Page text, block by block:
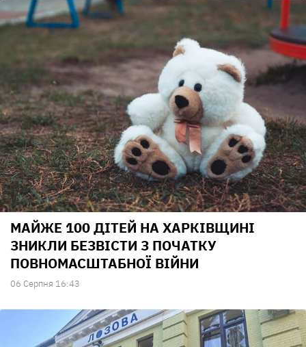
МАЙЖЕ 100 ДІТЕЙ НА ХАРКІВЩИНІ
ЗНИКЛИ БЕЗВІСТИ З ПОЧАТКУ
ПОВНОМАСШТАБНОЇ ВІЙНИ
06 Серпня 16:43